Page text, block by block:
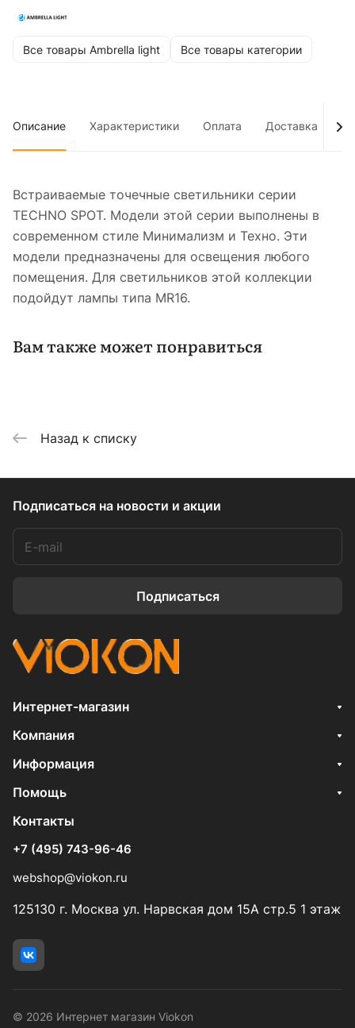
Все товары Ambrella light Все товары категории
Описание Характеристики Оплата Доставка
Встраиваемые точечные светильники серии
TECHNO SPOT. Модели этой серии выполнены в
современном стиле Минимализм и Техно. Эти
модели предназначены для освещения любого
помещения. Для светильников этой коллекции
подойдут лампы типа MR16.
Вам также может понравиться
Назад к списку
Подписаться на новости и акции
Подписаться
Интернет-магазин
Компания
Информация
Помощь
Контакты
+7 (495) 743-96-46
webshop@viokon.ru
125130 г. Москва ул. Нарвская дом 15А стр.5 1 этаж
© 2026 Интернет магазин Viokon